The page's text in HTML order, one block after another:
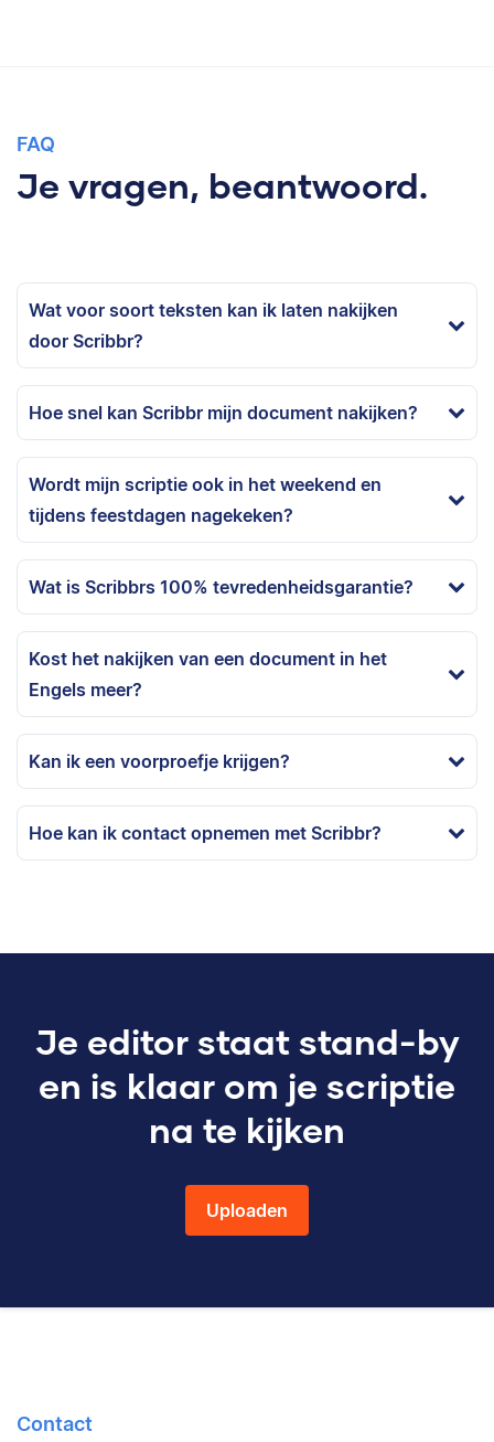
FAQ
Je vragen, beantwoord.
Wat voor soort teksten kan ik laten nakijken
door Scribbr?
Hoe snel kan Scribbr mijn document nakijken?
Wordt mijn scriptie ook in het weekend en
tijdens feestdagen nagekeken?
Wat is Scribbrs 100% tevredenheidsgarantie?
Kost het nakijken van een document in het
Engels meer?
Kan ik een voorproefje krijgen?
Hoe kan ik contact opnemen met Scribbr?
Je editor staat stand-by
en is klaar om je scriptie
na te kijken
Uploaden
Contact